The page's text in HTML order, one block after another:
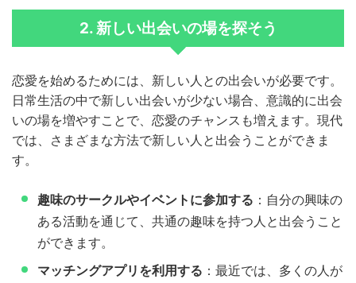
2. 新しい出会いの場を探そう
恋愛を始めるためには、新しい人との出会いが必要です。
日常生活の中で新しい出会いが少ない場合、意識的に出会
いの場を増やすことで、恋愛のチャンスも増えます。現代
では、さまざまな方法で新しい人と出会うことができま
す。
趣味のサークルやイベントに参加する ：自分の興味の
ある活動を通じて、共通の趣味を持つ人と出会うこと
ができます。
マッチングアプリを利用する ：最近では、多くの人が